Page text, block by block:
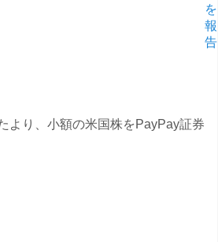
を
報
告
より、小額の米国株をPayPay証券